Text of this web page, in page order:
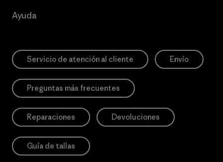
Ayuda
Servicio de atención al cliente Envío
Preguntas más frecuentes
Reparaciones Devoluciones
Guía de tallas